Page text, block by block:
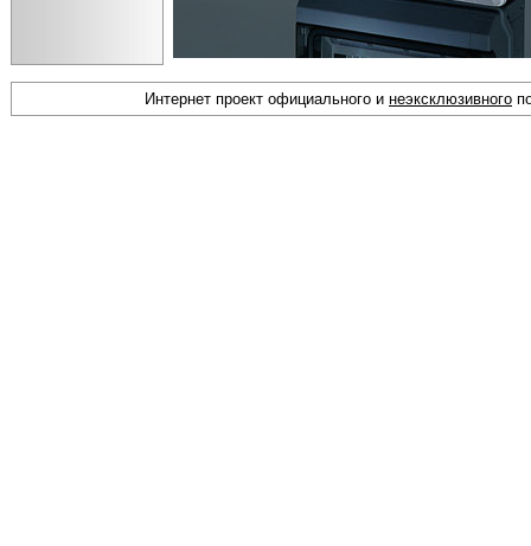
Интернет проект официального и неэксклюзивного